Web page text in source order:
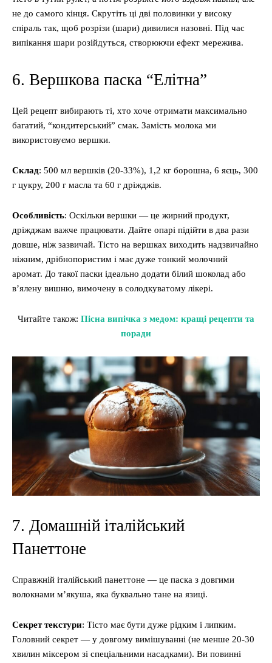
не до самого кінця. Скрутіть ці дві половинки у високу
спіраль так, щоб розрізи (шари) дивилися назовні. Під час
випікання шари розійдуться, створюючи ефект мережива.
6. Вершкова паска “Елітна”
Цей рецепт вибирають ті, хто хоче отримати максимально
багатий, “кондитерський” смак. Замість молока ми
використовуємо вершки.
Склад: 500 мл вершків (20-33%), 1,2 кг борошна, 6 яєць, 300
г цукру, 200 г масла та 60 г дріжджів.
Особливість: Оскільки вершки — це жирний продукт,
дріжджам важче працювати. Дайте опарі підійти в два рази
довше, ніж зазвичай. Тісто на вершках виходить надзвичайно
ніжним, дрібнопористим і має дуже тонкий молочний
аромат. До такої паски ідеально додати білий шоколад або
в’ялену вишню, вимочену в солодкуватому лікері.
Читайте також: Пісна випічка з медом: кращі рецепти та
поради
7. Домашній італійський
Панеттоне
Справжній італійський панеттоне — це паска з довгими
волокнами м’якуша, яка буквально тане на язиці.
Секрет текстури: Тісто має бути дуже рідким і липким.
Головний секрет — у довгому вимішуванні (не менше 20-30
хвилин міксером зі спеціальними насадками). Ви повинні